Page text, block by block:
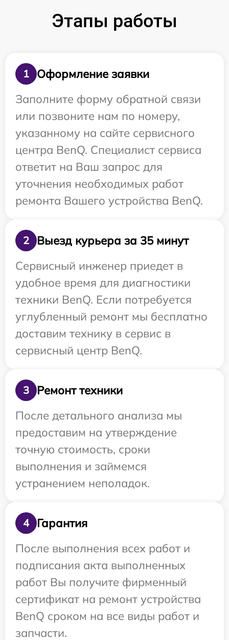
Этапы работы
1
Оформление заявки
Заполните форму обратной связи
или позвоните нам по номеру,
указанному на сайте сервисного
центра BenQ. Специалист сервиса
ответит на Ваш запрос для
уточнения необходимых работ
ремонта Вашего устройства BenQ.
2
Выезд курьера за 35 минут
Сервисный инженер приедет в
удобное время для диагностики
техники BenQ. Если потребуется
углубленный ремонт мы бесплатно
доставим технику в сервис в
сервисный центр BenQ.
3
Ремонт техники
После детального анализа мы
предоставим на утверждение
точную стоимость, сроки
выполнения и займемся
устранением неполадок.
4
Гарантия
После выполнения всех работ и
подписания акта выполненных
работ Вы получите фирменный
сертификат на ремонт устройства
BenQ сроком на все виды работ и
запчасти.